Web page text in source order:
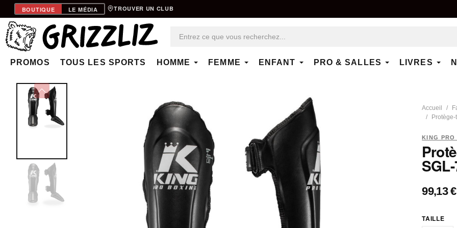
BOUTIQUE LE MÉDIA TROUVER UN CLUB
PROMOS TOUS LES SPORTS HOMME FEMME ENFANT PRO & SALLES LIVRES
Accueil
KING PRO
99,13 €
TAILLE